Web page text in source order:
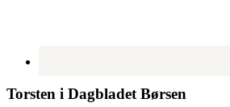
Torsten i Dagbladet Børsen